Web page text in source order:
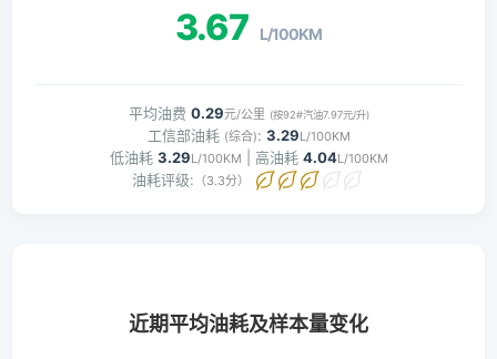
3.67 L/100KM
平均油费 0.29元/公里 (按92#汽油7.97元/升)
工信部油耗 (综合): 3.29L/100KM
低油耗 3.29L/100KM | 高油耗 4.04L/100KM
油耗评级: （3.3分）